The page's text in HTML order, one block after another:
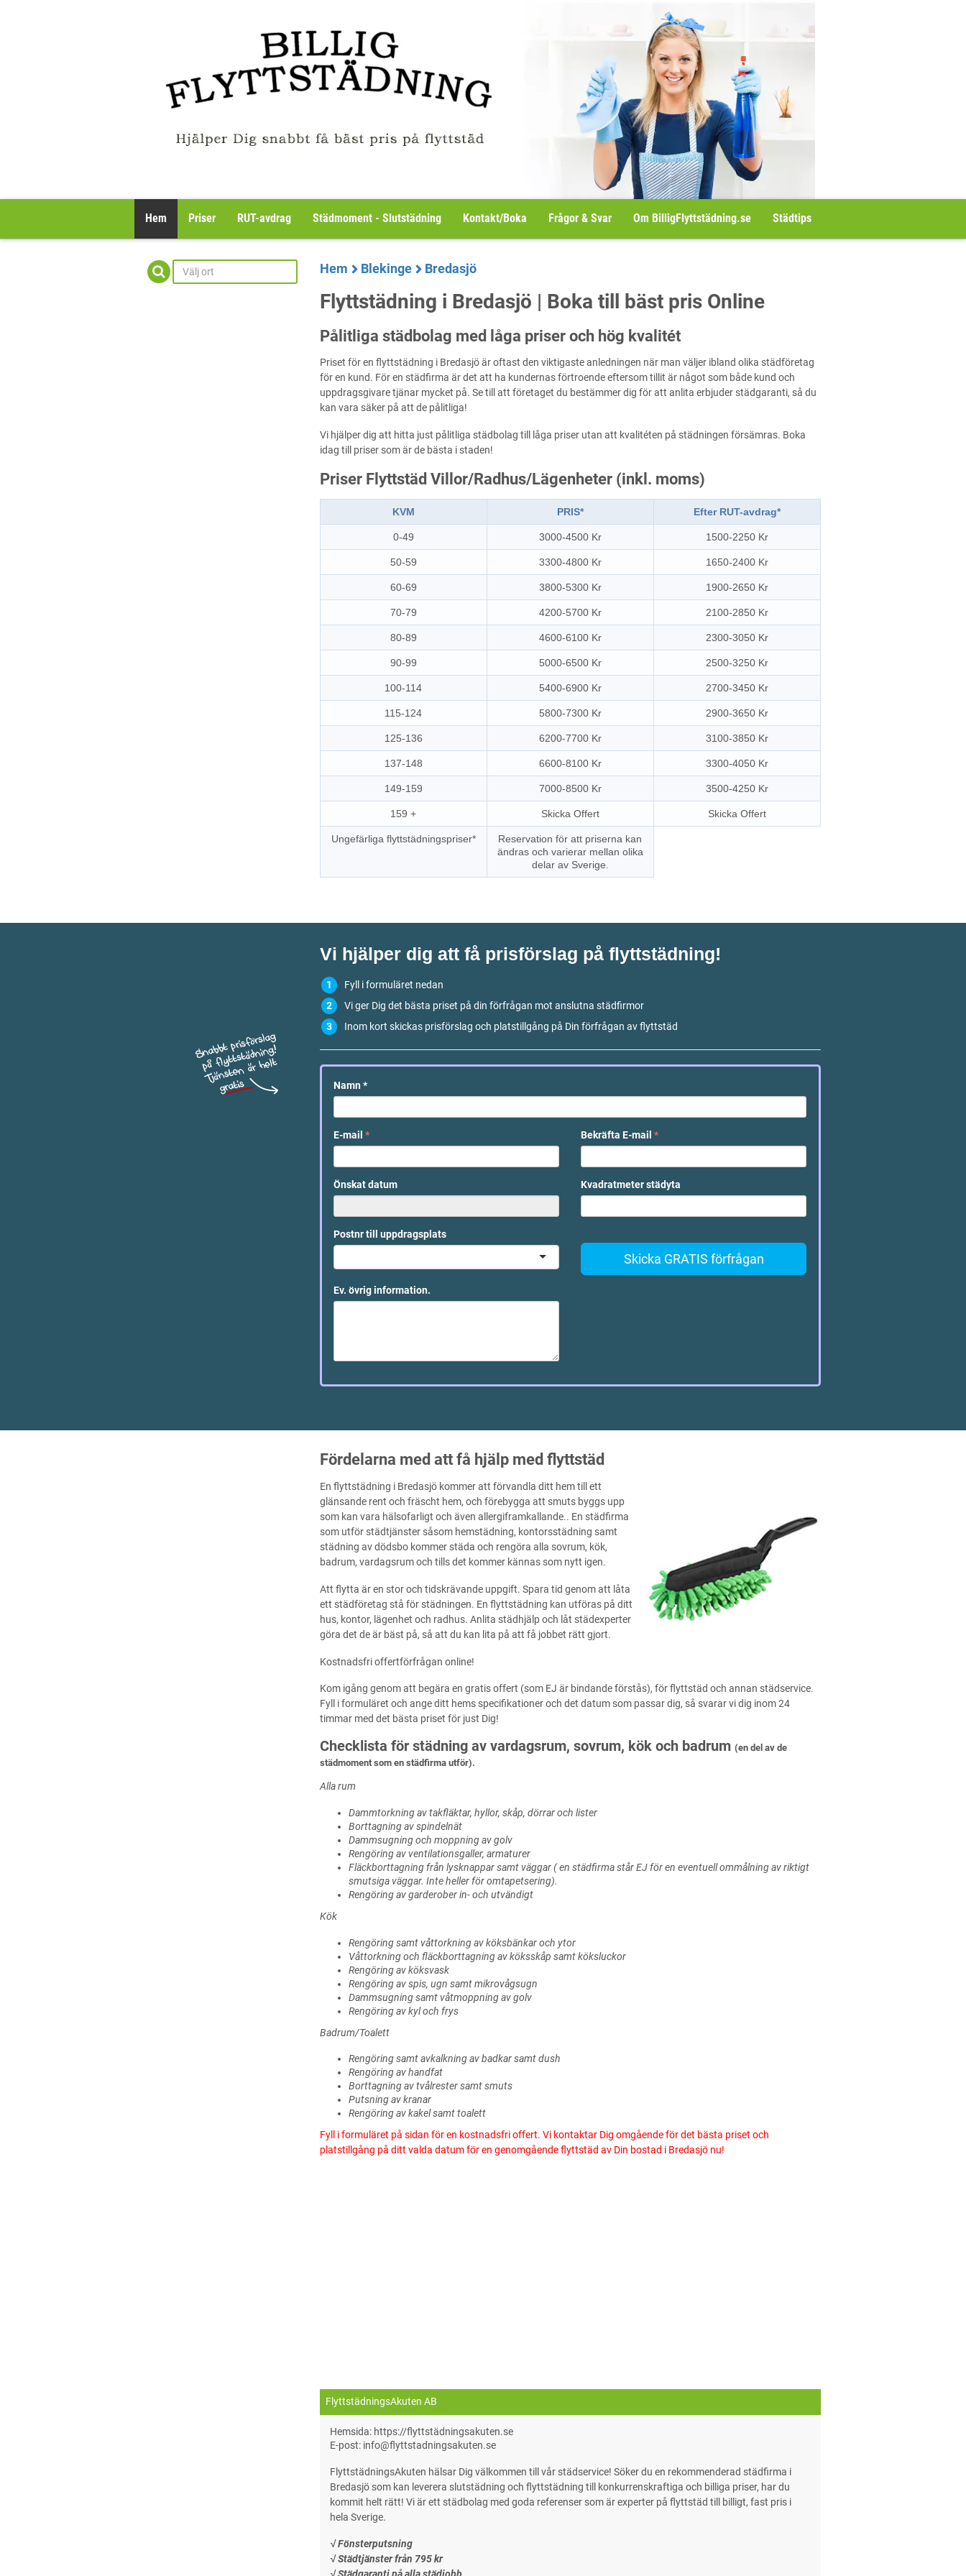
Hem Priser RUT-avdrag Städmoment - Slutstädning Kontakt/Boka Frågor & Svar Om BilligFlyttstädning.se Städtips
Hem Blekinge Bredasjö
Flyttstädning i Bredasjö | Boka till bäst pris Online
Pålitliga städbolag med låga priser och hög kvalitét
Priset för en flyttstädning i Bredasjö är oftast den viktigaste anledningen när man väljer ibland olika städföretag
för en kund. För en städfirma är det att ha kundernas förtroende eftersom tillit är något som både kund och
uppdragsgivare tjänar mycket på. Se till att företaget du bestämmer dig för att anlita erbjuder städgaranti, så du
kan vara säker på att de pålitliga!
Vi hjälper dig att hitta just pålitliga städbolag till låga priser utan att kvalitéten på städningen försämras. Boka
idag till priser som är de bästa i staden!
Priser Flyttstäd Villor/Radhus/Lägenheter (inkl. moms)
KVM PRIS* Efter RUT-avdrag*
0-49 3000-4500 Kr 1500-2250 Kr
50-59 3300-4800 Kr 1650-2400 Kr
60-69 3800-5300 Kr 1900-2650 Kr
70-79 4200-5700 Kr 2100-2850 Kr
80-89 4600-6100 Kr 2300-3050 Kr
90-99 5000-6500 Kr 2500-3250 Kr
100-114 5400-6900 Kr 2700-3450 Kr
115-124 5800-7300 Kr 2900-3650 Kr
125-136 6200-7700 Kr 3100-3850 Kr
137-148 6600-8100 Kr 3300-4050 Kr
149-159 7000-8500 Kr 3500-4250 Kr
159 + Skicka Offert Skicka Offert
Ungefärliga flyttstädningspriser*
Reservation för att priserna kan
ändras och varierar mellan olika
delar av Sverige.
Vi hjälper dig att få prisförslag på flyttstädning!
Fyll i formuläret nedan
Vi ger Dig det bästa priset på din förfrågan mot anslutna städfirmor
Inom kort skickas prisförslag och platstillgång på Din förfrågan av flyttstäd
Namn*
E-mail* Bekräfta E-mail*
Önskat datum
Postnr till uppdragsplats
Ev. övrig information.
Kvadratmeter städyta
Skicka GRATIS förfrågan
Fördelarna med att få hjälp med flyttstäd
En flyttstädning i Bredasjö kommer att förvandla ditt hem till ett
glänsande rent och fräscht hem, och förebygga att smuts byggs upp
som kan vara hälsofarligt och även allergiframkallande.. En städfirma
som utför städtjänster såsom hemstädning, kontorsstädning samt
städning av dödsbo kommer städa och rengöra alla sovrum, kök,
badrum, vardagsrum och tills det kommer kännas som nytt igen.
Att flytta är en stor och tidskrävande uppgift. Spara tid genom att låta
ett städföretag stå för städningen. En flyttstädning kan utföras på ditt
hus, kontor, lägenhet och radhus. Anlita städhjälp och låt städexperter
göra det de är bäst på, så att du kan lita på att få jobbet rätt gjort.
Kostnadsfri offertförfrågan online!
Kom igång genom att begära en gratis offert (som EJ är bindande förstås), för flyttstäd och annan städservice.
Fyll i formuläret och ange ditt hems specifikationer och det datum som passar dig, så svarar vi dig inom 24
timmar med det bästa priset för just Dig!
Checklista för städning av vardagsrum, sovrum, kök och badrum (en del av de
städmoment som en städfirma utför).
Alla rum
Dammtorkning av takfläktar, hyllor, skåp, dörrar och lister
Borttagning av spindelnät
Dammsugning och moppning av golv
Rengöring av ventilationsgaller, armaturer
Fläckborttagning från lysknappar samt väggar ( en städfirma står EJ för en eventuell ommålning av riktigt
smutsiga väggar. Inte heller för omtapetsering).
Rengöring av garderober in- och utvändigt
Kök
Rengöring samt våttorkning av köksbänkar och ytor
Våttorkning och fläckborttagning av köksskåp samt köksluckor
Rengöring av köksvask
Rengöring av spis, ugn samt mikrovågsugn
Dammsugning samt våtmoppning av golv
Rengöring av kyl och frys
Badrum/Toalett
Rengöring samt avkalkning av badkar samt dush
Rengöring av handfat
Borttagning av tvålrester samt smuts
Putsning av kranar
Rengöring av kakel samt toalett
Fyll i formuläret på sidan för en kostnadsfri offert. Vi kontaktar Dig omgående för det bästa priset och
platstillgång på ditt valda datum för en genomgående flyttstäd av Din bostad i Bredasjö nu!
FlyttstädningsAkuten AB
Hemsida: https://flyttstädningsakuten.se
E-post: info@flyttstadningsakuten.se
FlyttstädningsAkuten hälsar Dig välkommen till vår städservice! Söker du en rekommenderad städfirma i
Bredasjö som kan leverera slutstädning och flyttstädning till konkurrenskraftiga och billiga priser, har du
kommit helt rätt! Vi är ett städbolag med goda referenser som är experter på flyttstäd till billigt, fast pris i
hela Sverige.
√ Fönsterputsning
√ Städtjänster från 795 kr